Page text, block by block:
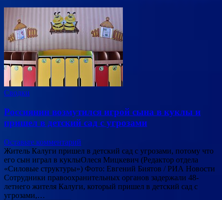
Сводки
Россиянин возмутился игрой сына в куклы и
пришел в детский сад с угрозами
Оставьте комментарий
Житель Калуги пришел в детский сад с угрозами, потому что
его сын играл в куклыОлеся Мицкевич (Редактор отдела
«Силовые структуры») Фото: Евгений Биятов / РИА Новости
Сотрудники правоохранительных органов задержали 48-
летнего жителя Калуги, который пришел в детский сад с
угрозами,…